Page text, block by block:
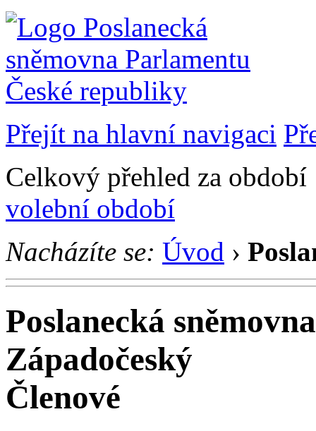
Přejít na hlavní navigaci
Celkový přehled za
volební období
Nacházíte se: Úvod ›
Poslanecká sněmovna
Západočeský
Členové